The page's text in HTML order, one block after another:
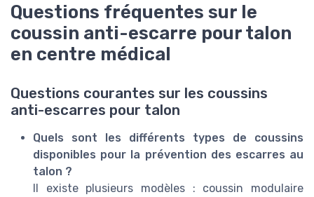
Questions fréquentes sur le
coussin anti-escarre pour talon
en centre médical
Questions courantes sur les coussins
anti-escarres pour talon
Quels sont les différents types de coussins
disponibles pour la prévention des escarres au
talon ?
Il existe plusieurs modèles : coussin modulaire